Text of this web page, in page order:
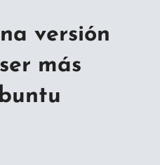
versión
más